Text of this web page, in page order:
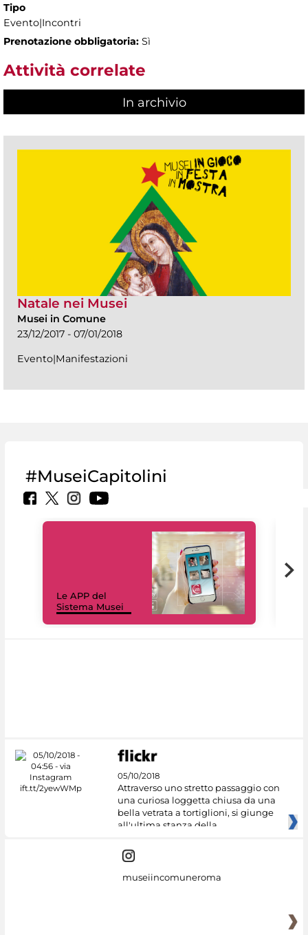
Tipo
Evento|Incontri
Prenotazione obbligatoria: Sì
Attività correlate
In archivio
Natale nei Musei
Musei in Comune
23/12/2017 - 07/01/2018
Evento|Manifestazioni
#MuseiCapitolini
Le APP del
Sistema Musei
05/10/2018
Attraverso uno stretto passaggio con
una curiosa loggetta chiusa da una
bella vetrata a tortiglioni, si giunge
all'ultima stanza della
museiincomuneroma